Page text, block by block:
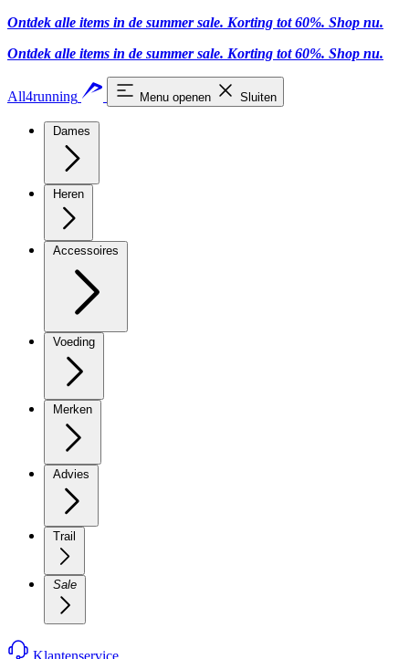
Ontdek alle items in de summer sale. Korting tot 60%. Shop nu.
Ontdek alle items in de summer sale. Korting tot 60%. Shop nu.
All4running Menu openen Sluiten
Dames
Heren
Accessoires
Voeding
Merken
Advies
Trail
Sale
Klantenservice